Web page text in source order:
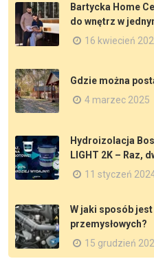
Bartycka Home
do wnętrz w
16 kwiecień
Gdzie można
4 marzec 2025
Hydroizolacja
LIGHT 2K – Raz,
11 styczeń
W jaki sposób
przemysłowych?
15 grudzień